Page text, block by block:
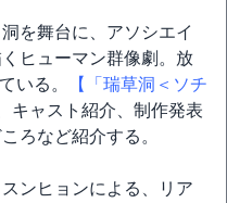
を舞台に、アソシエイ
ヒューマン群像劇。放
いる。
【「瑞草洞＜ソチ
キャスト紹介、制作発表
ろなど紹介する。
ンヒョンによる、リア